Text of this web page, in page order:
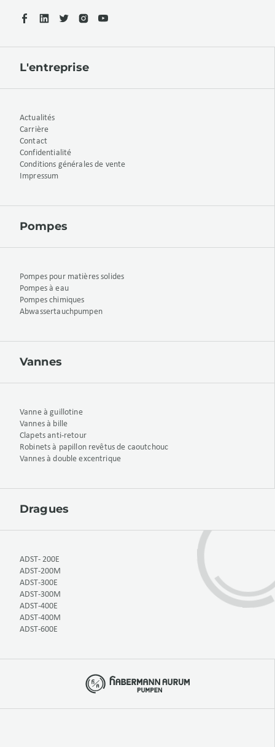
L'entreprise
Actualités
Carrière
Contact
Confidentialité
Conditions générales de vente
Impressum
Pompes
Pompes pour matières solides
Pompes à eau
Pompes chimiques
Abwassertauchpumpen
Vannes
Vanne à guillotine
Vannes à bille
Clapets anti-retour
Robinets à papillon revêtus de caoutchouc
Vannes à double excentrique
Dragues
ADST- 200E
ADST-200M
ADST-300E
ADST-300M
ADST-400E
ADST-400M
ADST-600E